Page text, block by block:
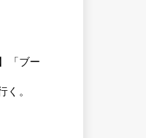
「ブー
く。